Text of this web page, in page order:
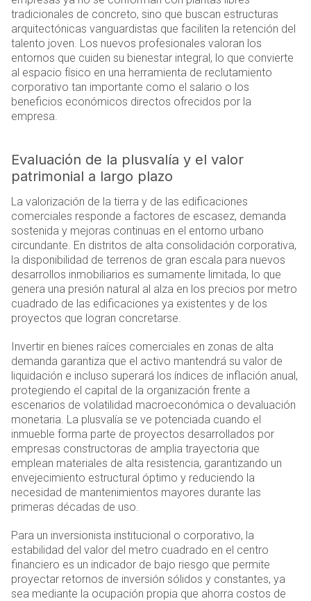
tradicionales de concreto, sino que buscan estructuras
arquitectónicas vanguardistas que faciliten la retención del
talento joven. Los nuevos profesionales valoran los
entornos que cuiden su bienestar integral, lo que convierte
al espacio físico en una herramienta de reclutamiento
corporativo tan importante como el salario o los
beneficios económicos directos ofrecidos por la
empresa.
Evaluación de la plusvalía y el valor
patrimonial a largo plazo
La valorización de la tierra y de las edificaciones
comerciales responde a factores de escasez, demanda
sostenida y mejoras continuas en el entorno urbano
circundante. En distritos de alta consolidación corporativa,
la disponibilidad de terrenos de gran escala para nuevos
desarrollos inmobiliarios es sumamente limitada, lo que
genera una presión natural al alza en los precios por metro
cuadrado de las edificaciones ya existentes y de los
proyectos que logran concretarse.
Invertir en bienes raíces comerciales en zonas de alta
demanda garantiza que el activo mantendrá su valor de
liquidación e incluso superará los índices de inflación anual,
protegiendo el capital de la organización frente a
escenarios de volatilidad macroeconómica o devaluación
monetaria. La plusvalía se ve potenciada cuando el
inmueble forma parte de proyectos desarrollados por
empresas constructoras de amplia trayectoria que
emplean materiales de alta resistencia, garantizando un
envejecimiento estructural óptimo y reduciendo la
necesidad de mantenimientos mayores durante las
primeras décadas de uso.
Para un inversionista institucional o corporativo, la
estabilidad del valor del metro cuadrado en el centro
financiero es un indicador de bajo riesgo que permite
proyectar retornos de inversión sólidos y constantes, ya
sea mediante la ocupación propia que ahorra costos de